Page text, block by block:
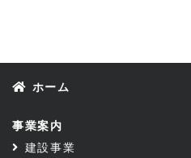
ホーム
事業案内
建設事業